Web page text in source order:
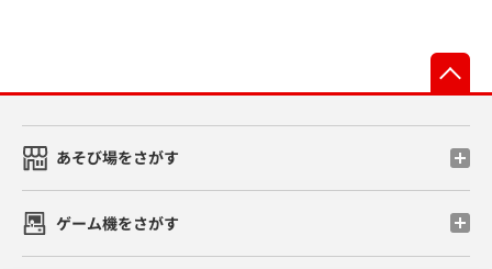
あそび場をさがす
ゲーム機をさがす